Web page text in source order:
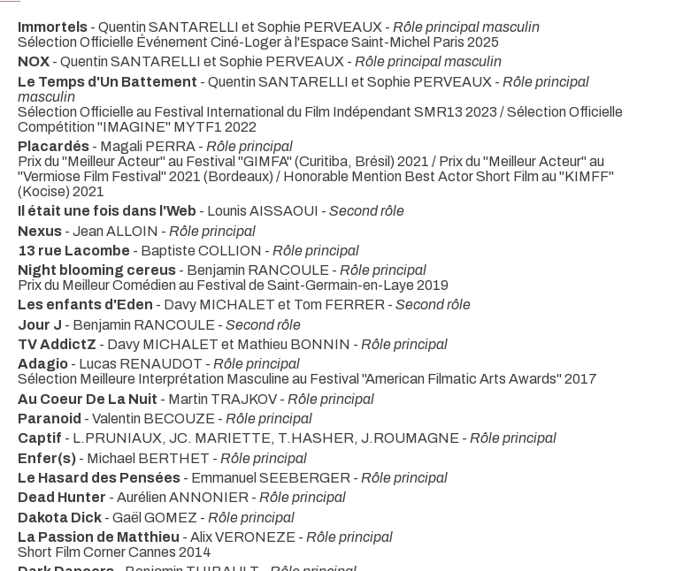
Immortels - Quentin SANTARELLI et Sophie PERVEAUX - Rôle principal masculin
Sélection Officielle Événement Ciné-Loger à l'Espace Saint-Michel Paris 2025
NOX - Quentin SANTARELLI et Sophie PERVEAUX - Rôle principal masculin
Le Temps d'Un Battement - Quentin SANTARELLI et Sophie PERVEAUX - Rôle principal
masculin
Sélection Officielle au Festival International du Film Indépendant SMR13 2023 / Sélection Officielle
Compétition "IMAGINE" MYTF1 2022
Placardés - Magali PERRA - Rôle principal
Prix du "Meilleur Acteur" au Festival "GIMFA" (Curitiba, Brésil) 2021 / Prix du "Meilleur Acteur" au
"Vermiose Film Festival" 2021 (Bordeaux) / Honorable Mention Best Actor Short Film au "KIMFF"
(Kocise) 2021
Il était une fois dans l'Web - Lounis AISSAOUI - Second rôle
Nexus - Jean ALLOIN - Rôle principal
13 rue Lacombe - Baptiste COLLION - Rôle principal
Night blooming cereus - Benjamin RANCOULE - Rôle principal
Prix du Meilleur Comédien au Festival de Saint-Germain-en-Laye 2019
Les enfants d'Eden - Davy MICHALET et Tom FERRER - Second rôle
Jour J - Benjamin RANCOULE - Second rôle
TV AddictZ - Davy MICHALET et Mathieu BONNIN - Rôle principal
Adagio - Lucas RENAUDOT - Rôle principal
Sélection Meilleure Interprétation Masculine au Festival "American Filmatic Arts Awards" 2017
Au Coeur De La Nuit - Martin TRAJKOV - Rôle principal
Paranoid - Valentin BECOUZE - Rôle principal
Captif - L.PRUNIAUX, JC. MARIETTE, T.HASHER, J.ROUMAGNE - Rôle principal
Enfer(s) - Michael BERTHET - Rôle principal
Le Hasard des Pensées - Emmanuel SEEBERGER - Rôle principal
Dead Hunter - Aurélien ANNONIER - Rôle principal
Dakota Dick - Gaël GOMEZ - Rôle principal
La Passion de Matthieu - Alix VERONEZE - Rôle principal
Short Film Corner Cannes 2014